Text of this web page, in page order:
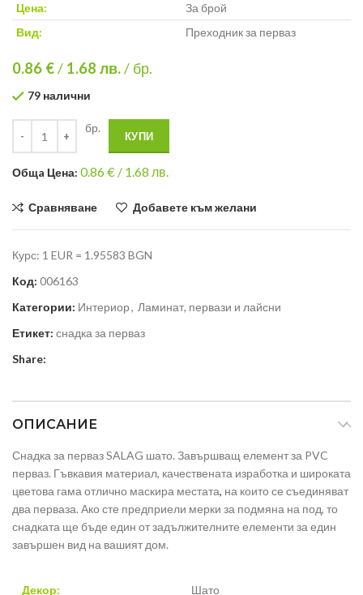
Цена:
За брой
Вид:
Преходник за перваз
0.86 €/ 1.68 лв./ бр.
79 налични
бр.
КУПИ
Общa Цена: 0.86€ / 1.68 лв.
Сравняване Добавете към желани
Курс: 1 EUR = 1.95583 BGN
Код: 006163
Категории: Интериор, Ламинат, первази и лайсни
Етикет: снадка за перваз
Share:
ОПИСАНИЕ
Снадка за перваз SALAG шато. Завършващ елемент за PVC
перваз. Гъвкавия материал, качествената изработка и широката
цветова гама отлично маскира местата, на които се съединяват
два перваза. Ако сте предприели мерки за подмяна на под, то
снадката ще бъде един от задължителните елементи за един
завършен вид на вашият дом.
Декор: Шато